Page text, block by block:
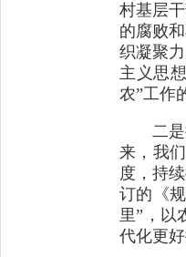
村基层
的腐败
织凝聚
主义思
农”工作
二
来，我
度，持
订的《
里”，以
代化更